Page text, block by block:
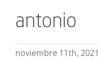
antonio
noviembre 11th, 2021